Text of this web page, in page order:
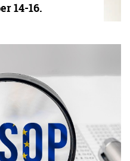
14-16.